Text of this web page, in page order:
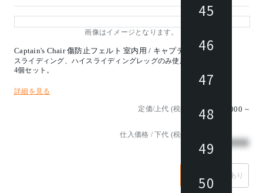
45
46
47
48
49
50
画像はイメージとなります。
Captain's Chair 傷防止フェルト 室内用 / キャプテンズチェア
スライディング、ハイスライディングレッグのみ使用可。
4個セット。
詳細を見る
定価/上代 (税抜) ¥3,000 ~
仕入価格 / 下代 (税抜)
¥
あり